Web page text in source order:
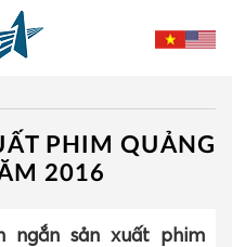
PHIM QUẢNG
2016
sản xuất phim